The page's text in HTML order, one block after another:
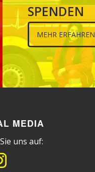
SPENDEN
MEHR ERFAHREN
MEDIA
uns auf: